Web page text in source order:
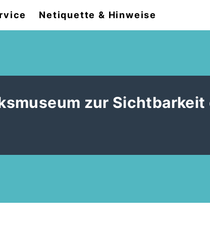
Netiquette & Hinweise
zur Sichtbarkeit